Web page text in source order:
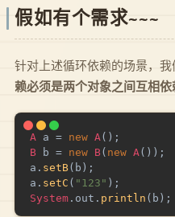
假如有个需求~~~
针对上述循环依赖的场景，我
赖必须是两个对象之间互相依
A a = new A( ) ;
B b = new B( new A( ) ) ;
a . setB( b ) ;
a . setC ( "123" ) ;
System . out . println ( b ) ;